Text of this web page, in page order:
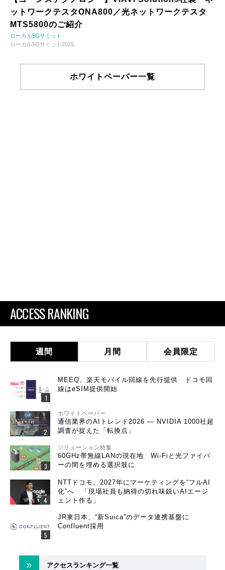
ットワークテスタONA800／光ネットワークテスタ
MTS5800のご紹介
ローカル5Gサミット
ローカル5Gサミット2025
ホワイトペーパー一覧
ACCESS RANKING
週間 月間 会員限定
MEEQ、楽天モバイル回線を先行提供 ドコモ回
線はeSIM提供開始
ホワイトペーパー
通信業界のAIトレンド2026 ― NVIDIA 1000社超
調査が捉えた「転換点」
ソリューション特集
60GHz帯無線LANの現在地 Wi-Fiと光ファイバ
ーの間を埋める選択肢に
NTTドコモ、2027年にマーケティングを“フルAI
化”へ 「現場社員も納得の切れ味鋭いAIエージ
ェント作る」
JR東日本、“新Suica”のデータ連携基盤に
Confluent採用
アクセスランキング一覧